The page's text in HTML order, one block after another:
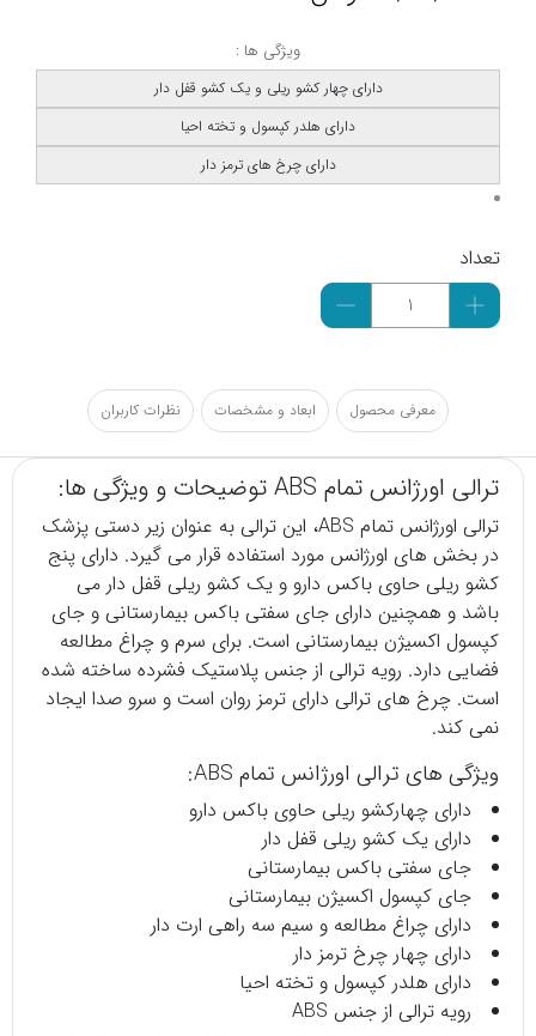
ویژگی ها :
دارای چهار کشو ریلی و یک کشو قفل دار
دارای هلدر کپسول و تخته احیا
دارای چرخ های ترمز دار
تعداد
معرفی محصول ابعاد و مشخصات نظرات کاربران
ترالی اورژانس تمام ABS توضیحات و ویژگی ها:
ترالی اورژانس تمام ABS، این ترالی به عنوان زیر دستی پزشک
در بخش های اورژانس مورد استفاده قرار می گیرد. دارای پنج
کشو ریلی حاوی باکس دارو و یک کشو ریلی قفل دار می
باشد و همچنین دارای جای سفتی باکس بیمارستانی و جای
کپسول اکسیژن بیمارستانی است. برای سرم و چراغ مطالعه
فضایی دارد. رویه ترالی از جنس پلاستیک فشرده ساخته شده
است. چرخ های ترالی دارای ترمز روان است و سرو صدا ایجاد
نمی کند.
ویژگی های ترالی اورژانس تمام ABS:
دارای چهارکشو ریلی حاوی باکس دارو
دارای یک کشو ریلی قفل دار
جای سفتی باکس بیمارستانی
جای کپسول اکسیژن بیمارستانی
دارای چراغ مطالعه و سیم سه راهی ارت دار
دارای چهار چرخ ترمز دار
دارای هلدر کپسول و تخته احیا
رویه ترالی از جنس ABS